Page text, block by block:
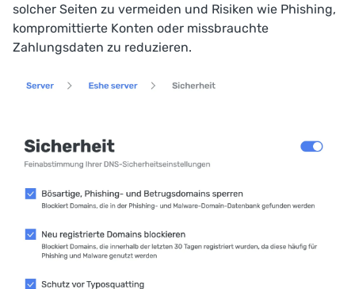
solcher Seiten zu vermeiden und Risiken wie Phishing,
kompromittierte Konten oder missbrauchte
Zahlungsdaten zu reduzieren.